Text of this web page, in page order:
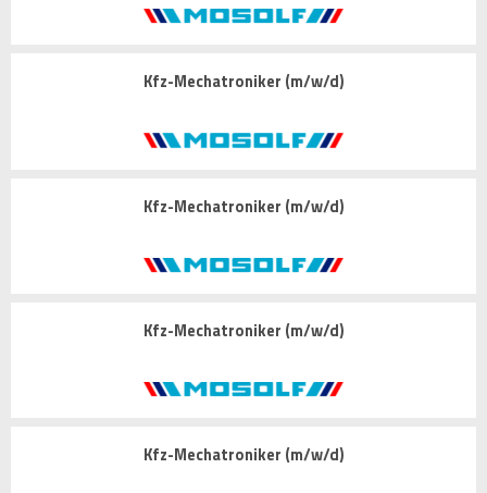
Kfz-Mechatroniker (m/w/d)
Kfz-Mechatroniker (m/w/d)
Kfz-Mechatroniker (m/w/d)
Kfz-Mechatroniker (m/w/d)